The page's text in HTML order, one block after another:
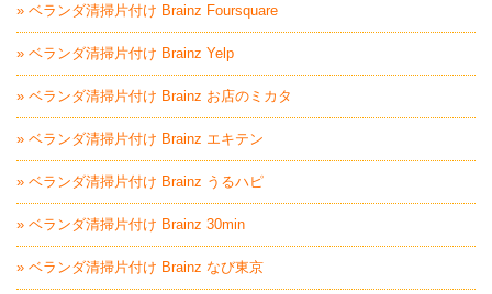
» ベランダ清掃片付け Brainz Foursquare
» ベランダ清掃片付け Brainz Yelp
» ベランダ清掃片付け Brainz お店のミカタ
» ベランダ清掃片付け Brainz エキテン
» ベランダ清掃片付け Brainz うるハピ
» ベランダ清掃片付け Brainz 30min
» ベランダ清掃片付け Brainz なび東京